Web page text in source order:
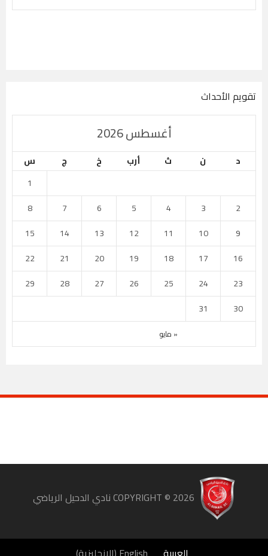
تقويم الأحداث
أغسطس 2026
د ن ث أرب خ ج س
« مايو
1
2
3
4
5
6
7
8
9
10
11
12
13
14
15
16
17
18
19
20
21
22
23
24
25
26
27
28
29
30
31
2026 نادي الدحيل الرياضي